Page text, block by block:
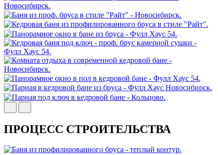
ПРОЦЕСС СТРОИТЕЛЬСТВА